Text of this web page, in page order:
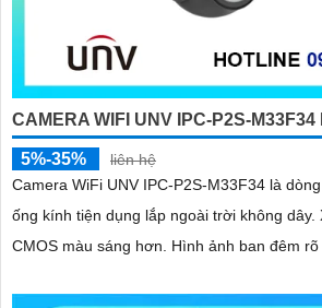
CAMERA WIFI UNV IPC-P2S-M33F34
5%-35%
liên hệ
Camera WiFi UNV IPC-P2S-M33F34 là
ống kính tiện dụng lắp ngoài trời không dây.
CMOS màu sáng hơn. Hình ảnh ban đêm